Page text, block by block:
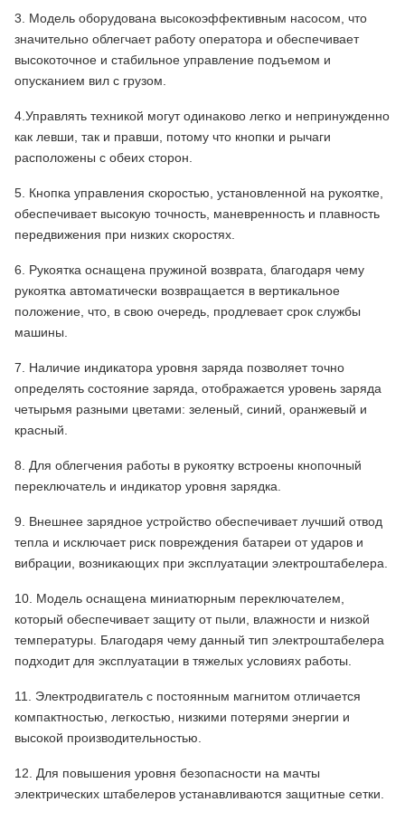
3. Модель оборудована высокоэффективным насосом, что
значительно облегчает работу оператора и обеспечивает
высокоточное и стабильное управление подъемом и
опусканием вил с грузом.
4.Управлять техникой могут одинаково легко и непринужденно
как левши, так и правши, потому что кнопки и рычаги
расположены с обеих сторон.
5. Кнопка управления скоростью, установленной на рукоятке,
обеспечивает высокую точность, маневренность и плавность
передвижения при низких скоростях.
6. Рукоятка оснащена пружиной возврата, благодаря чему
рукоятка автоматически возвращается в вертикальное
положение, что, в свою очередь, продлевает срок службы
машины.
7. Наличие индикатора уровня заряда позволяет точно
определять состояние заряда, отображается уровень заряда
четырьмя разными цветами: зеленый, синий, оранжевый и
красный.
8. Для облегчения работы в рукоятку встроены кнопочный
переключатель и индикатор уровня зарядка.
9. Внешнее зарядное устройство обеспечивает лучший отвод
тепла и исключает риск повреждения батареи от ударов и
вибрации, возникающих при эксплуатации электроштабелера.
10. Модель оснащена миниатюрным переключателем,
который обеспечивает защиту от пыли, влажности и низкой
температуры. Благодаря чему данный тип электроштабелера
подходит для эксплуатации в тяжелых условиях работы.
11. Электродвигатель с постоянным магнитом отличается
компактностью, легкостью, низкими потерями энергии и
высокой производительностью.
12. Для повышения уровня безопасности на мачты
электрических штабелеров устанавливаются защитные сетки.